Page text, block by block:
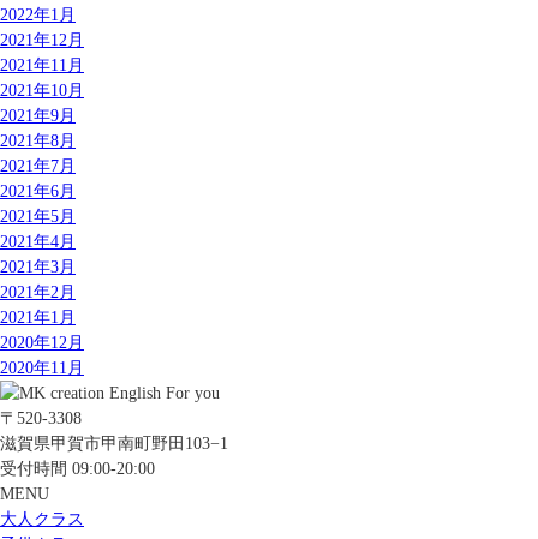
2022年1月
2021年12月
2021年11月
2021年10月
2021年9月
2021年8月
2021年7月
2021年6月
2021年5月
2021年4月
2021年3月
2021年2月
2021年1月
2020年12月
2020年11月
〒520-3308
滋賀県甲賀市甲南町野田103−1
受付時間 09:00-20:00
MENU
大人クラス